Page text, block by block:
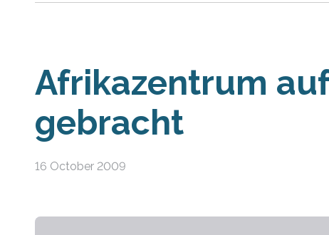
Afrikazentrum
gebracht
16 October 2009